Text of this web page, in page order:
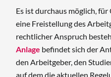
Es ist durchaus möglich,
eine Freistellung des
rechtlicher Anspruch
Anlage befindet sich der
den Arbeitgeber, den
auf dem die aktuellen